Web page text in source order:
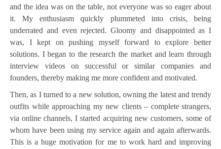
and the idea was on the table, not everyone was so eager about
it. My enthusiasm quickly plummeted into crisis, being
underrated and even rejected. Gloomy and disappointed as I
was, I kept on pushing myself forward to explore better
solutions. I began to the research the market and learn through
interview videos on successful or similar companies and
founders, thereby making me more confident and motivated.
Then, as I turned to a new solution, owning the latest and trendy
outfits while approaching my new clients – complete strangers,
via online channels, I started acquiring new customers, some of
whom have been using my service again and again afterwards.
This is a huge motivation for me to work hard and improving